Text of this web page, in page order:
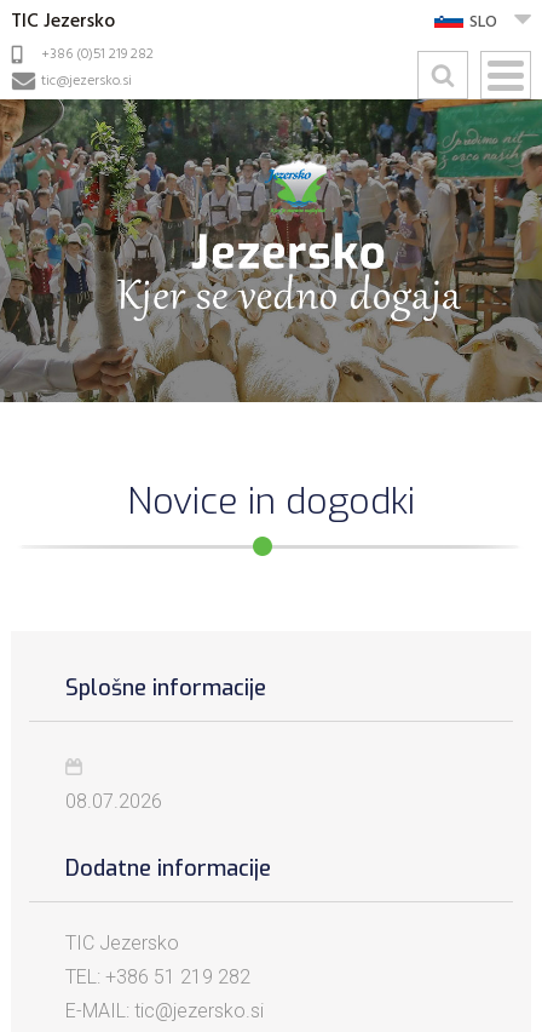
TIC Jezersko
+386 (0)51 219 282
tic@jezersko.si
SLO
Novice in dogodki
Splošne informacije
08.07.2026
Dodatne informacije
TIC Jezersko
TEL: +386 51 219 282
E-MAIL: tic@jezersko.si